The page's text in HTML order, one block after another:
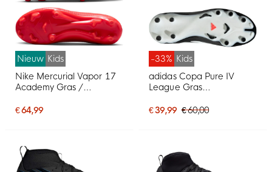
Nieuw Kids
Nike Mercurial Vapor 17
Academy Gras /
Voetbalschoenen (MG)
€ 64,99
-33% Kids
adidas Copa Pure IV
League Gras
Kids Zwart Wit Rood
€ 39,99 € 60,00